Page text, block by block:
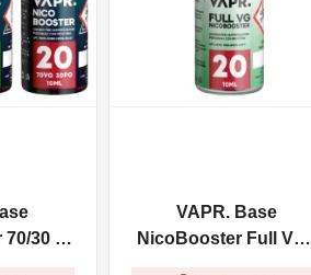
30 -
VAPR. Base
NicoBooster Full VG -